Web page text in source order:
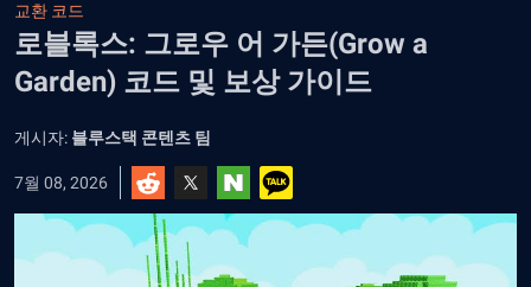
교환 코드
로블록스: 그로우 어 가든(Grow a
Garden) 코드 및 보상 가이드
게시자: 블루스택 콘텐츠 팀
7월 08, 2026